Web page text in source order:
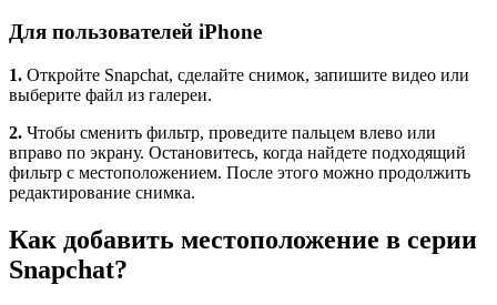
Для пользователей iPhone
1. Откройте Snapchat, сделайте снимок, запишите видео или
выберите файл из галереи.
2. Чтобы сменить фильтр, проведите пальцем влево или
вправо по экрану. Остановитесь, когда найдете подходящий
фильтр с местоположением. После этого можно продолжить
редактирование снимка.
Как добавить местоположение в серии
Snapchat?